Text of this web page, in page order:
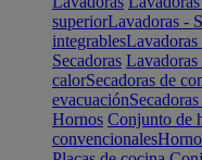
superiorLavadoras -
integrablesLavadoras
Secadoras Lavadoras
calorSecadoras de
evacuación
Hornos Conjunto de
convencionales